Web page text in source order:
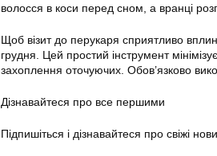
волосся в коси перед сном, а вранці
Щоб візит до перукаря сприятливо
грудня. Цей простий інструмент
захоплення оточуючих. Обов’язково
Дізнавайтеся про все першими
Підпишіться і дізнавайтеся про свіжі